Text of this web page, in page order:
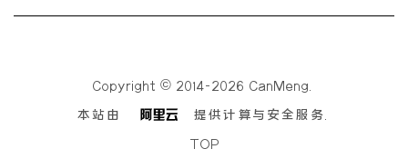
Copyright © 2014-2026 CanMeng.
本站由
提供计算与安全服务.
TOP